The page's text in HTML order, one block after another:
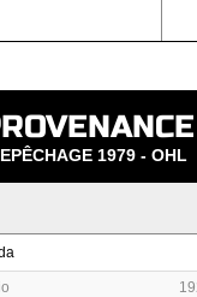
1979 - OHL